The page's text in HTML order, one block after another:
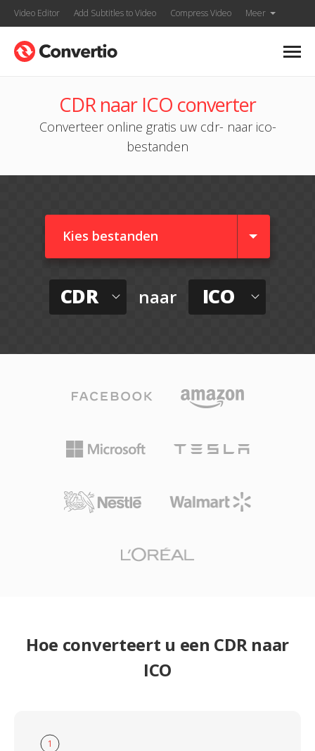
Video Editor Add Subtitles to Video Compress Video Meer
CDR naar ICO converter
Converteer online gratis uw cdr- naar ico-
bestanden
Kies bestanden
CDR naar ICO
Hoe converteert u een CDR naar
ICO
1